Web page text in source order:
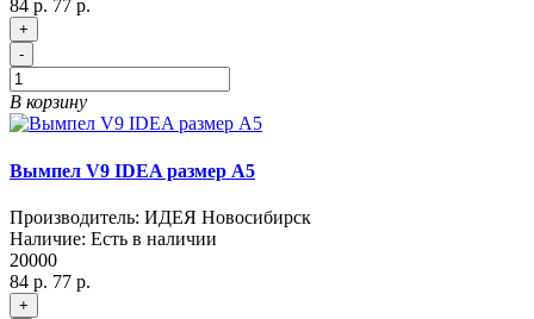
84 р. 77 р.
+
-
В корзину
Вымпел V9 IDEA размер A5
Производитель: ИДЕЯ Новосибирск
Наличие: Есть в наличии
20000
84 р. 77 р.
+